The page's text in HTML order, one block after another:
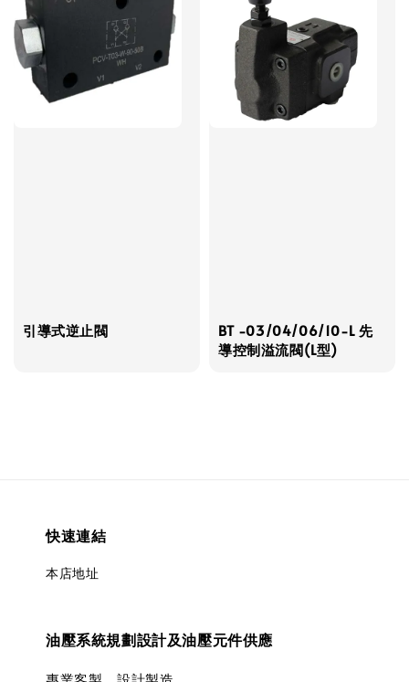
引導式逆止閥
BT -03/04/06/10-L 先
導控制溢流閥(L型)
快速連結
本店地址
油壓系統規劃設計及油壓元件供應